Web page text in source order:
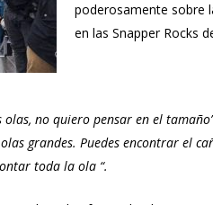
poderosamente sobre
en las Snapper Rocks
olas, no quiero pensar en el
grandes. Puedes encontrar el
toda la ola “.